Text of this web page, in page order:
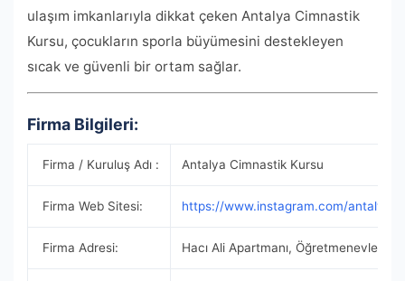
ulaşım imkanlarıyla dikkat çeken Antalya Cimnastik
Kursu, çocukların sporla büyümesini destekleyen
sıcak ve güvenli bir ortam sağlar.
Firma Bilgileri:
Firma / Kuruluş Adı : Antalya Cimnastik Kursu
Firma Web Sitesi: https://www.instagram.com/
Firma Adresi: Hacı Ali Apartmanı, Öğretmenevleri,